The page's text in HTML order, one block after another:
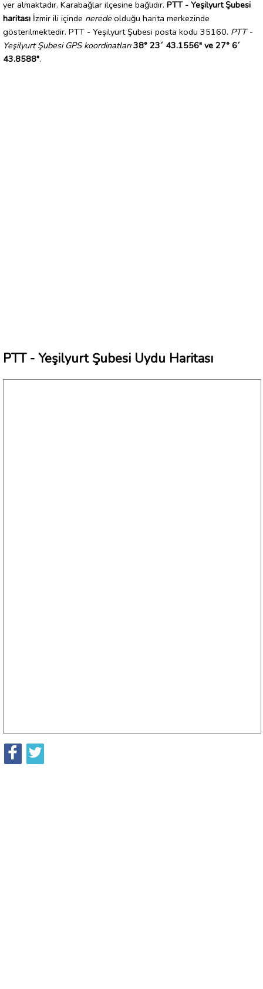
yer almaktadır. Karabağlar ilçesine bağlıdır. PTT - Yeşilyurt Şubesi
haritası İzmir ili içinde nerede olduğu harita merkezinde
gösterilmektedir. PTT - Yeşilyurt Şubesi posta kodu 35160. PTT -
Yeşilyurt Şubesi GPS koordinatları 38° 23´ 43.1556" ve 27° 6´
43.8588".
PTT - Yeşilyurt Şubesi Uydu Haritası